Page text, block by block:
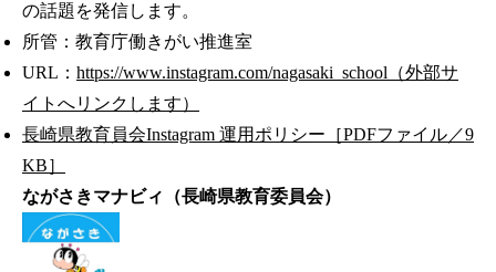
の話題を発信します。
所管：教育庁働きがい推進室
URL： https://www.instagram.com/nagasaki_school（外部サ
イトへリンクします）
長崎県教育員会Instagram 運用ポリシー［PDFファイル／9
KB］
ながさきマナビィ（長崎県教育委員会）